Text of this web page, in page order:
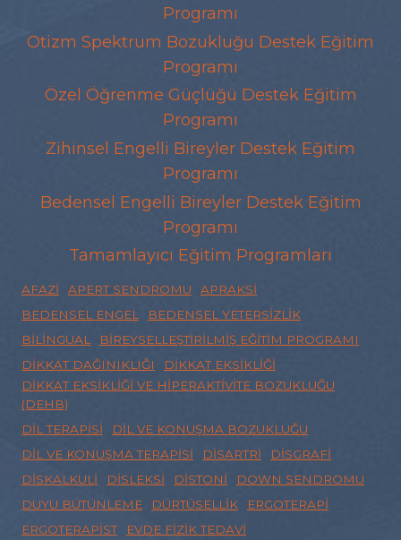
Programı
Otizm Spektrum Bozukluğu Destek Eğitim
Programı
Özel Öğrenme Güçlüğü Destek Eğitim
Programı
Zihinsel Engelli Bireyler Destek Eğitim
Programı
Bedensel Engelli Bireyler Destek Eğitim
Programı
Tamamlayıcı Eğitim Programları
AFAZI APERT SENDROMU
APRAKSI
BEDENSEL ENGEL
BEDENSEL YETERSIZLIK
BILINGUAL
BIREYSELLEŞTIRILMIŞ EĞITIM PROGRAMI
DIKKAT DAĞINIKLIĞI
DIKKAT EKSIKLIĞI
DIKKAT EKSIKLIĞI VE HIPERAKTIVITE BOZUKLUĞU
(DEHB)
DIL TERAPISI
DIL VE KONUŞMA BOZUKLUĞU
DIL VE KONUŞMA TERAPISI
DISARTRI
DISGRAFI
DISKALKULI
DISLEKSI DISTONI
DOWN SENDROMU
DUYU BÜTÜNLEME
DÜRTÜSELLIK
ERGOTERAPI
ERGOTERAPIST
EVDE FIZIK TEDAVI